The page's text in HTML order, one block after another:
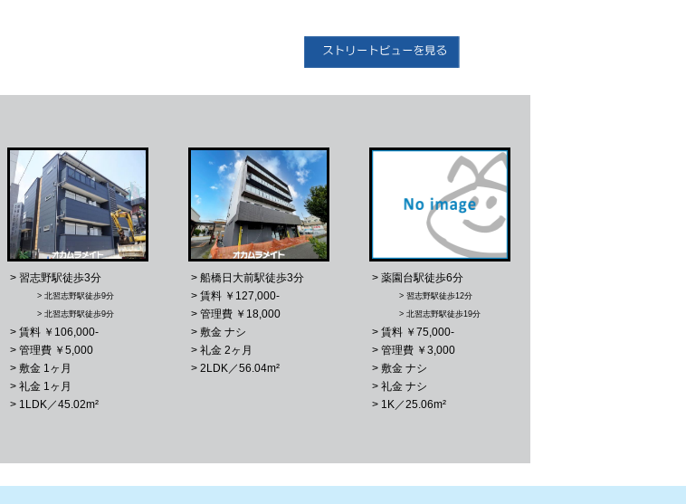
> 習志野駅徒歩3分
> 北習志野駅徒歩9分
> 北習志野駅徒歩9分
> 賃料 ￥106,000-
> 管理費 ￥5,000
> 敷金 1ヶ月
> 礼金 1ヶ月
> 1LDK／45.02m²
> 船橋日大前駅徒歩3分
> 賃料 ￥127,000-
> 管理費 ￥18,000
> 敷金 ナシ
> 礼金 2ヶ月
> 2LDK／56.04m²
> 薬園台駅徒歩6分
> 習志野駅徒歩12分
> 北習志野駅徒歩19分
> 賃料 ￥75,000-
> 管理費 ￥3,000
> 敷金 ナシ
> 礼金 ナシ
> 1K／25.06m²